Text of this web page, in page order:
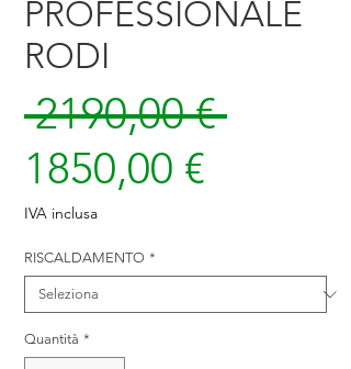
PROFESSIONALE
RODI
2190,00 € Prezzo
1850,00 €
IVA inclusa
RISCALDAMENTO *
Quantità *